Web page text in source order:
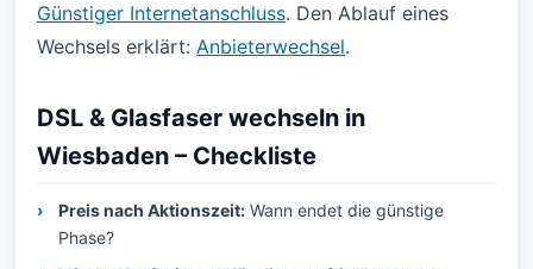
Günstiger Internetanschluss. Den Ablauf eines
Wechsels erklärt: Anbieterwechsel.
DSL & Glasfaser wechseln in
Wiesbaden – Checkliste
Preis nach Aktionszeit: Wann endet die günstige
Phase?